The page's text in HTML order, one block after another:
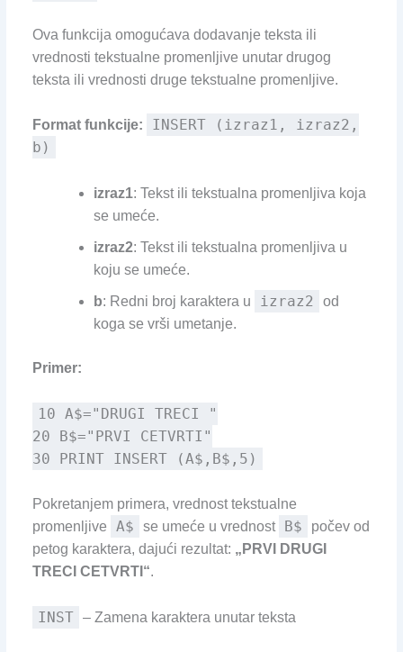
Ova funkcija omogućava dodavanje teksta ili
vrednosti tekstualne promenljive unutar drugog
teksta ili vrednosti druge tekstualne promenljive.
Format funkcije:
INSERT (izraz1, izraz2,
b)
izraz1: Tekst ili tekstualna promenljiva koja
se umeće.
izraz2: Tekst ili tekstualna promenljiva u
koju se umeće.
b: Redni broj karaktera u izraz2
od
koga se vrši umetanje.
Primer:
10 A$="DRUGI TRECI "
20 B$="PRVI CETVRTI"
30 PRINT INSERT (A$,B$,5)
Pokretanjem primera, vrednost tekstualne
promenljive
A$ se umeće u vrednost B$
počev od
petog karaktera, dajući rezultat: „PRVI DRUGI
TRECI CETVRTI“.
INST – Zamena karaktera unutar teksta